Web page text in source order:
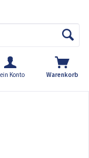
Warenkorb
Konto